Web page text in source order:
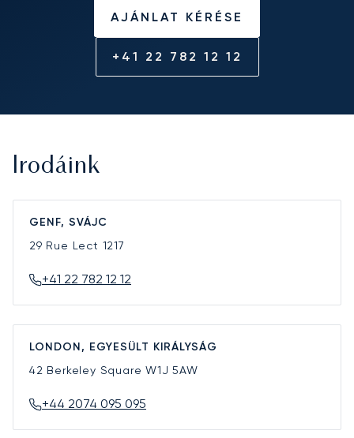
AJÁNLAT KÉRÉSE
+41 22 782 12 12
Irodáink
GENF, SVÁJC
29 Rue Lect 1217
+41 22 782 12 12
LONDON, EGYESÜLT KIRÁLYSÁG
42 Berkeley SquareW1J 5AW
+44 2074 095 095